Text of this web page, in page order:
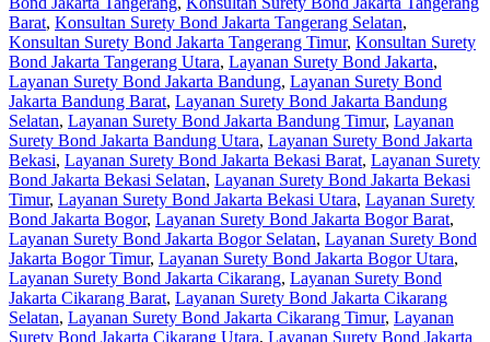
Barat, Konsultan Surety Bond Jakarta Tangerang Selatan,
Konsultan Surety Bond Jakarta Tangerang Timur, Konsultan Surety
Bond Jakarta Tangerang Utara, Layanan Surety Bond Jakarta,
Layanan Surety Bond Jakarta Bandung, Layanan Surety Bond
Jakarta Bandung Barat, Layanan Surety Bond Jakarta Bandung
Selatan, Layanan Surety Bond Jakarta Bandung Timur, Layanan
Surety Bond Jakarta Bandung Utara, Layanan Surety Bond Jakarta
Bekasi, Layanan Surety Bond Jakarta Bekasi Barat, Layanan Surety
Bond Jakarta Bekasi Selatan, Layanan Surety Bond Jakarta Bekasi
Timur, Layanan Surety Bond Jakarta Bekasi Utara, Layanan Surety
Bond Jakarta Bogor, Layanan Surety Bond Jakarta Bogor Barat,
Layanan Surety Bond Jakarta Bogor Selatan, Layanan Surety Bond
Jakarta Bogor Timur, Layanan Surety Bond Jakarta Bogor Utara,
Layanan Surety Bond Jakarta Cikarang, Layanan Surety Bond
Jakarta Cikarang Barat, Layanan Surety Bond Jakarta Cikarang
Selatan, Layanan Surety Bond Jakarta Cikarang Timur, Layanan
Surety Bond Jakarta Cikarang Utara, Layanan Surety Bond Jakarta